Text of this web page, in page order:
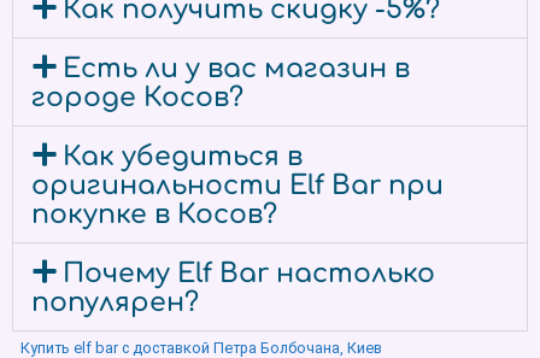
Как получить скидку -5%?
Есть ли у вас магазин в
городе Косов?
Как убедиться в
оригинальности Elf Bar при
покупке в Косов?
Почему Elf Bar настолько
популярен?
Купить elf bar с доставкой Петра Болбочана, Киев